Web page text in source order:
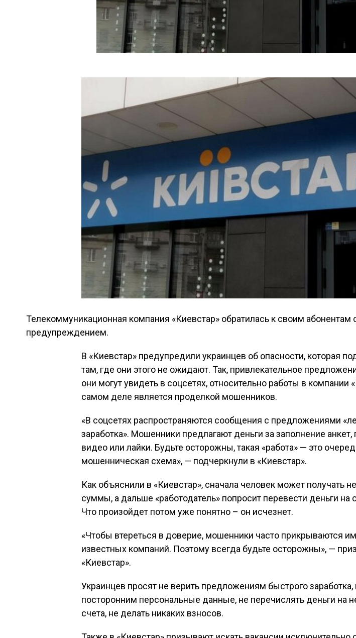
Телекоммуникационная компания «Киевстар» обратилась к своим
предупреждением.
В «Киевстар» предупредили украинцев об опасности, которая
там, где они этого не ожидают. Так, привлекательное
они могут увидеть в соцсетях, относительно работы в компании
самом деле является проделкой мошенников.
«В соцсетях распространяются сообщения с предложениями
заработка». Мошенники предлагают деньги за заполнение анкет,
видео или лайки. Будьте осторожны, такая «работа» — это
мошенническая схема», — подчеркнули в «Киевстар».
Как объяснили в «Киевстар», сначала человек может получать
суммы, а дальше «работодатель» попросит перевести деньги на
Что произойдет потом уже понятно – он исчезнет.
«Чтобы втереться в доверие, мошенники часто прикрываются
известных компаний. Поэтому всегда будьте осторожны», —
«Киевстар».
Украинцев просят не верить предложениям быстрого
посторонним персональные данные, не перечислять деньги на
счета, не делать никаких взносов.